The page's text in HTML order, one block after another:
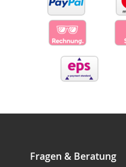
Fragen & Beratung